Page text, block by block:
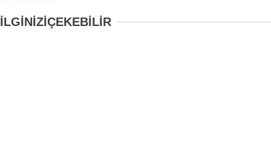
İLGİNİZİÇEKEBİLİR